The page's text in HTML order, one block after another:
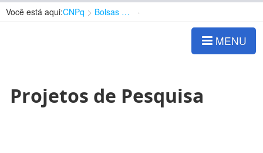
Você está aqui:CNPq Bolsas e Auxílios Vigentes
MENU
Projetos de Pesquisa